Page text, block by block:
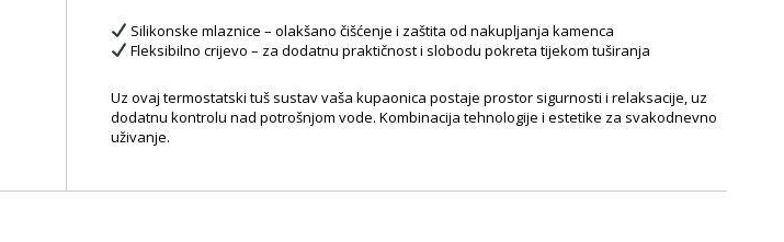
Silikonske mlaznice – olakšano čišćenje i zaštita od nakupljanja kamenca
Fleksibilno crijevo – za dodatnu praktičnost i slobodu pokreta tijekom tuširanja
Uz ovaj termostatski tuš sustav vaša kupaonica postaje prostor sigurnosti i relaksacije, uz
dodatnu kontrolu nad potrošnjom vode. Kombinacija tehnologije i estetike za svakodnevno
uživanje.